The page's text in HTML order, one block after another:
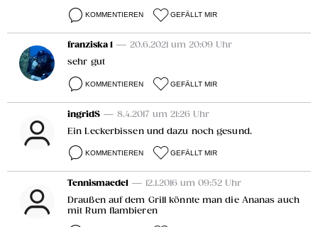
KOMMENTIEREN GEFÄLLT MIR
franziska 1 — 20.6.2021 um 20:09 Uhr
sehr gut
KOMMENTIEREN GEFÄLLT MIR
ingridS — 8.4.2017 um 21:26 Uhr
Ein Leckerbissen und dazu noch gesund.
KOMMENTIEREN GEFÄLLT MIR
Tennismaedel — 12.1.2016 um 09:52 Uhr
Draußen auf dem Grill könnte man die Ananas auch
mit Rum flambieren